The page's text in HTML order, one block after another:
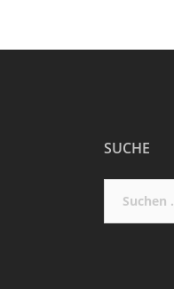
SUCHE
nach: